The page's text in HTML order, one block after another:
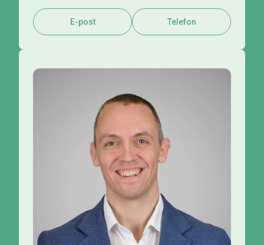
E-post Telefon